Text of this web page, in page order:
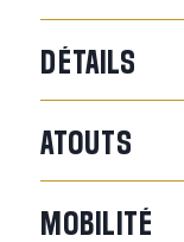
DÉTAILS
ATOUTS
MOBILITÉ